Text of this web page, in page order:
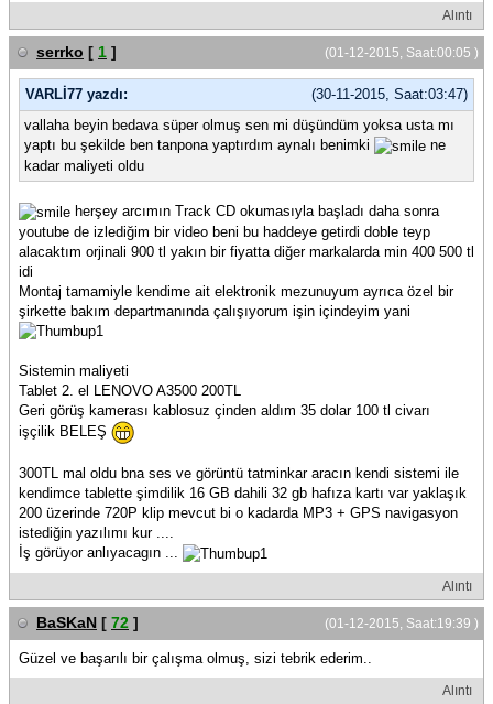
Alıntı
(01-12-2015, Saat:00:05 )
serrko [ 1 ]
(30-11-2015, Saat:03:47)
VARLİ77 yazdı:
vallaha beyin bedava süper olmuş sen mi düşündüm yoksa usta mı
yaptı bu şekilde ben tanpona yaptırdım aynalı benimki
ne
kadar maliyeti oldu
herşey arcımın Track CD okumasıyla başladı daha sonra
youtube de izlediğim bir video beni bu haddeye getirdi doble teyp
alacaktım orjinali 900 tl yakın bir fiyatta diğer markalarda min 400 500 tl
idi
Montaj tamamiyle kendime ait elektronik mezunuyum ayrıca özel bir
şirkette bakım departmanında çalışıyorum işin içindeyim yani
Sistemin maliyeti
Tablet 2. el LENOVO A3500 200TL
Geri görüş kamerası kablosuz çinden aldım 35 dolar 100 tl civarı
işçilik BELEŞ
300TL mal oldu bna ses ve görüntü tatminkar aracın kendi sistemi ile
kendimce tablette şimdilik 16 GB dahili 32 gb hafıza kartı var yaklaşık
200 üzerinde 720P klip mevcut bi o kadarda MP3 + GPS navigasyon
istediğin yazılımı kur ....
İş görüyor anlıyacagın ...
Alıntı
(01-12-2015, Saat:19:39 )
BaSKaN [ 72 ]
Güzel ve başarılı bir çalışma olmuş, sizi tebrik ederim..
Alıntı